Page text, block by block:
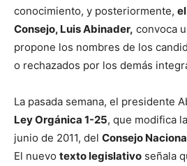
conocimiento, y posteriormente,
Consejo, Luis Abinader, convoca
propone los nombres de los
o rechazados por los demás
La pasada semana, el presidente
Ley Orgánica 1-25, que modifica la
junio de 2011, del Consejo
El nuevo texto legislativo señala